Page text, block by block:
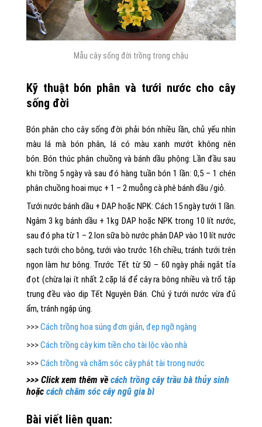
Mẫu cây sống đời trồng trong chậu
Kỹ thuật bón phân và tưới nước cho cây
sống đời
Bón phân cho cây sống đời phải bón nhiều lần, chủ yếu nhìn
màu lá mà bón phân, lá có màu xanh mướt không nên
bón. Bón thúc phân chuồng và bánh dầu phộng: Lần đầu sau
khi trồng 5 ngày và sau đó hàng tuần bón 1 lần: 0,5 – 1 chén
phân chuồng hoai mục + 1 – 2 muỗng cà phê bánh dầu /giỏ.
Tưới nước bánh dầu + DAP hoặc NPK: Cách 15 ngày tưới 1 lần.
Ngâm 3 kg bánh dầu + 1kg DAP hoặc NPK trong 10 lít nước,
sau đó pha từ 1 – 2 lon sữa bò nước phân DAP vào 10 lít nước
sạch tưới cho bông, tưới vào trước 16h chiều, tránh tưới trên
ngọn làm hư bông. Trước Tết từ 50 – 60 ngày phải ngắt tỉa
đọt (chừa lại ít nhất 2 cặp lá để cây ra bông nhiều và trổ tập
trung đều vào dịp Tết Nguyên Đán. Chú ý tưới nước vừa đủ
ẩm, tránh ngập úng.
>>>Cách trồng hoa súng đơn giản, đẹp ngỡ ngàng
>>>Cách trồng cây kim tiền cho tài lộc vào nhà
>>>Cách trồng và chăm sóc cây phát tài trong nước
>>> Click xem thêm về cách trồng cây trầu bà thủy sinh
hoặc cách chăm sóc cây ngũ gia bì
Bài viết liên quan: